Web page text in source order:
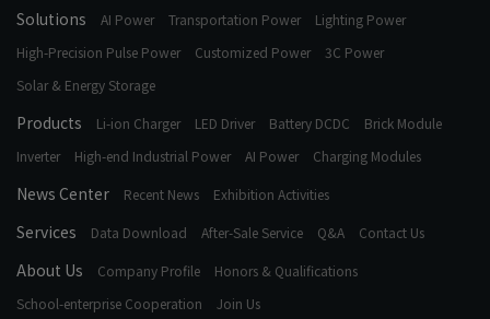
Solutions AI Power Transportation Power
Lighting Power
High-Precision Pulse Power
Customized Power
3C Power
Solar & Energy Storage
Products Li-ion Charger LED Driver Battery DCDC
Brick Module
Inverter
High-end Industrial Power AI Power Charging Modules
News Center Recent News Exhibition Activities
Services Data Download After-Sale Service Q&A Contact Us
About Us Company Profile
Honors & Qualifications
School-enterprise Cooperation
Join Us